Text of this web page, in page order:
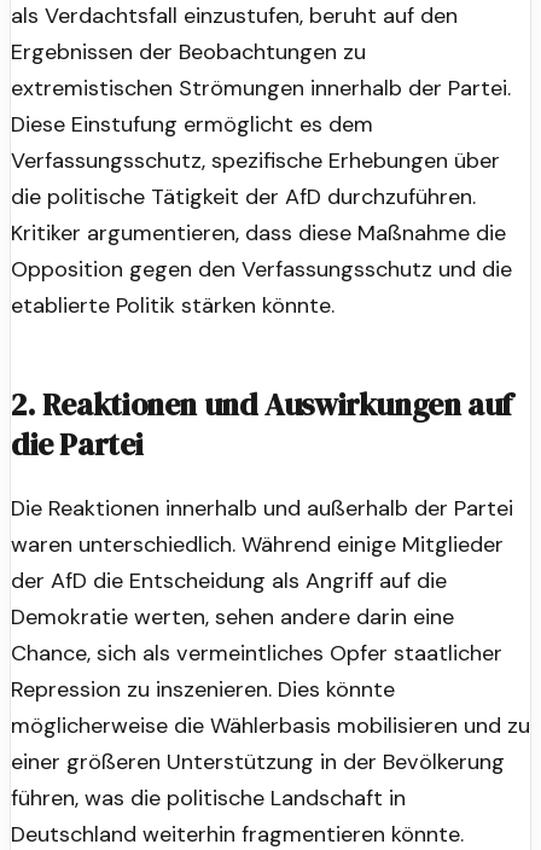
als Verdachtsfall einzustufen, beruht auf den
Ergebnissen der Beobachtungen zu
extremistischen Strömungen innerhalb der Partei.
Diese Einstufung ermöglicht es dem
Verfassungsschutz, spezifische Erhebungen über
die politische Tätigkeit der AfD durchzuführen.
Kritiker argumentieren, dass diese Maßnahme die
Opposition gegen den Verfassungsschutz und die
etablierte Politik stärken könnte.
2. Reaktionen und Auswirkungen auf
die Partei
Die Reaktionen innerhalb und außerhalb der Partei
waren unterschiedlich. Während einige Mitglieder
der AfD die Entscheidung als Angriff auf die
Demokratie werten, sehen andere darin eine
Chance, sich als vermeintliches Opfer staatlicher
Repression zu inszenieren. Dies könnte
möglicherweise die Wählerbasis mobilisieren und zu
einer größeren Unterstützung in der Bevölkerung
führen, was die politische Landschaft in
Deutschland weiterhin fragmentieren könnte.